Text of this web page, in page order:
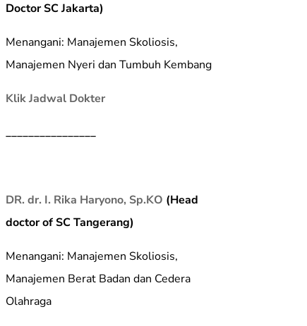
Doctor SC Jakarta)
Menangani: Manajemen Skoliosis,
Manajemen Nyeri dan Tumbuh Kembang
Klik Jadwal Dokter
________________
DR. dr. I. Rika Haryono, Sp.KO (Head
doctor of SC Tangerang)
Menangani: Manajemen Skoliosis,
Manajemen Berat Badan dan Cedera
Olahraga